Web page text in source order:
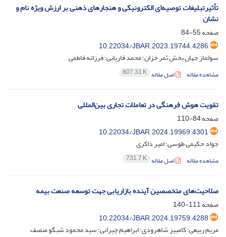
تأثیرتبلیغات توصیه‌ای الکترونیکی و هنجارهای ذهنی بر ارزش ویژه نام و
نشان
صفحه55-84
10.22034/JBAR.2023.19744.4286
سولماز جهان بخش ثمر خزان؛ محمد فاریابی؛ فرزانه فاطمی
مشاهده مقاله اصل مقاله 807.31 K
تقویت هوش فرهنگی در تعاملات تجاری بین‌المللی
صفحه84-110
10.22034/JBAR.2024.19969.4301
جواد حکیمی طوسی؛ امیر ذاکری
مشاهده مقاله اصل مقاله 731.7 K
صلاحیت‌های متخصصین آینده بازاریابی جهت توسعه صنعت بیمه
صفحه111-140
10.22034/JBAR.2024.19759.4288
مریم ربیعی؛ کامبیز شاهرودی؛ ابراهیم چیرانی؛ سید محمود شبگو منصف